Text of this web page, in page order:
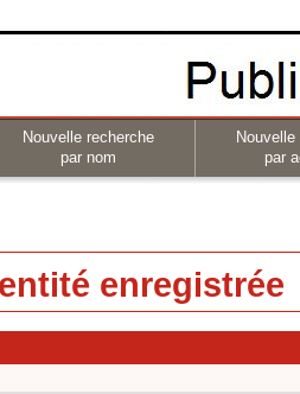
Nouvelle recherche
par nom
par
enregistrée